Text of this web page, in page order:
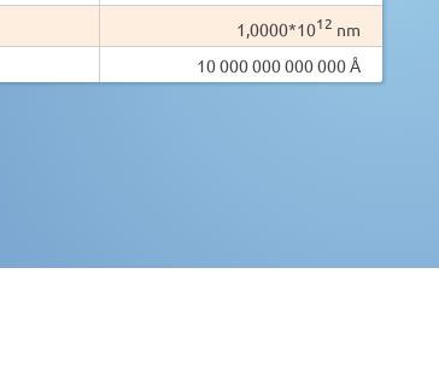
1,0000*1012 nm
10 000 000 000 000 Å